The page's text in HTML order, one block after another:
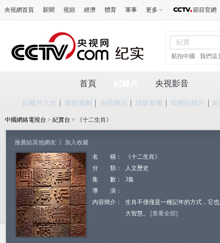
央視網首頁 新聞 視頻 經濟 體育 軍事 更多 節目官網
航拍中國 我們這
首頁
紀錄片大全 專題策劃 央視精品 頂級首播 我愛紀錄片
央視影音
中國網絡電視台 > 紀實台 > 《十二生肖》
推薦給其他網友 加入收藏
名 稱：
《十二生肖》
分 類：
人文歷史
集 數：
3集
導 演：
內容簡介：
生肖不僅僅是一種記年的方式，它
大智慧。
[查看全部]